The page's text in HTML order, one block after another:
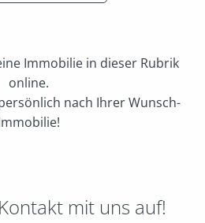
Immobilie in dieser Rubrik
online.
nach Ihrer Wunsch-
mit uns auf!